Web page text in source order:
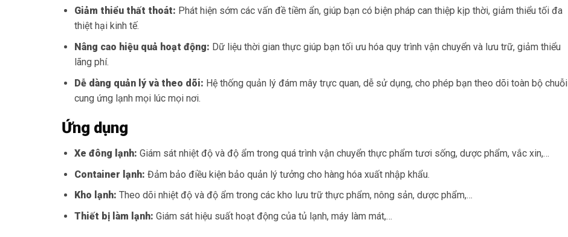
Giảm thiểu thất thoát: Phát hiện sớm các vấn đề tiềm ẩn, giúp bạn có biện pháp can thiệp kịp thời, giảm thiểu tối đa
thiệt hại kinh tế.
Nâng cao hiệu quả hoạt động: Dữ liệu thời gian thực giúp bạn tối ưu hóa quy trình vận chuyển và lưu trữ, giảm thiểu
lãng phí.
Dễ dàng quản lý và theo dõi: Hệ thống quản lý đám mây trực quan, dễ sử dụng, cho phép bạn theo dõi toàn bộ chuỗi
cung ứng lạnh mọi lúc mọi nơi.
Ứng dụng
Xe đông lạnh: Giám sát nhiệt độ và độ ẩm trong quá trình vận chuyển thực phẩm tươi sống, dược phẩm, vắc xin,…
Container lạnh: Đảm bảo điều kiện bảo quản lý tưởng cho hàng hóa xuất nhập khẩu.
Kho lạnh: Theo dõi nhiệt độ và độ ẩm trong các kho lưu trữ thực phẩm, nông sản, dược phẩm,…
Thiết bị làm lạnh: Giám sát hiệu suất hoạt động của tủ lạnh, máy làm mát,…